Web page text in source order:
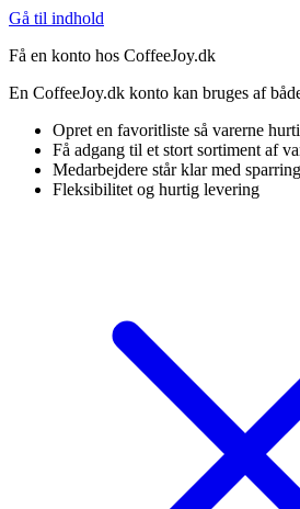
Gå til indhold
Få en konto hos CoffeeJoy.dk
En CoffeeJoy.dk konto kan bruges af
Opret en favoritliste så varerne
Få adgang til et stort sortiment af
Medarbejdere står klar med
Fleksibilitet og hurtig levering